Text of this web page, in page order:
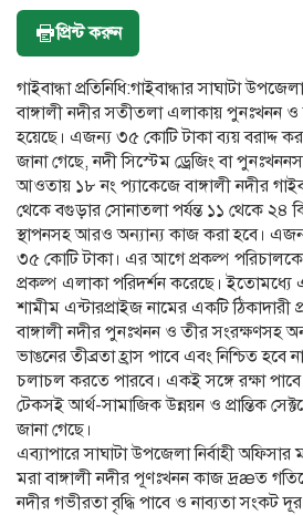
প্রিন্ট করুন
গাইবান্ধা প্রতিনিধি:গাইবান্ধার সাঘাটা
বাঙ্গালী নদীর সতীতলা এলাকায় পুনঃখনন
হয়েছে। এজন্য ৩৫ কোটি টাকা ব্যয় বরাদ্দ
জানা গেছে, নদী সিস্টেম ড্রেজিং বা
আওতায় ১৮ নং প্যাকেজে বাঙ্গালী নদীর
থেকে বগুড়ার সোনাতলা পর্যন্ত ১১ থেকে ২৪
স্থাপনসহ আরও অন্যান্য কাজ করা হবে।
৩৫ কোটি টাকা। এর আগে প্রকল্প
প্রকল্প এলাকা পরিদর্শন করেছে।
শামীম এন্টারপ্রাইজ নামের একটি ঠিকাদারী
বাঙ্গালী নদীর পুনঃখনন ও তীর সংরক্ষণসহ
ভাঙনের তীব্রতা হ্রাস পাবে এবং নিশ্চিত হবে
চলাচল করতে পারবে। একই সঙ্গে রক্ষা
টেকসই আর্থ-সামাজিক উন্নয়ন ও প্রান্তিক
জানা গেছে।
এব্যাপারে সাঘাটা উপজেলা নির্বাহী অফিসার
মরা বাঙ্গালী নদীর পূণঃখনন কাজ দ্রæত
নদীর গভীরতা বৃদ্ধি পাবে ও নাব্যতা সংকট